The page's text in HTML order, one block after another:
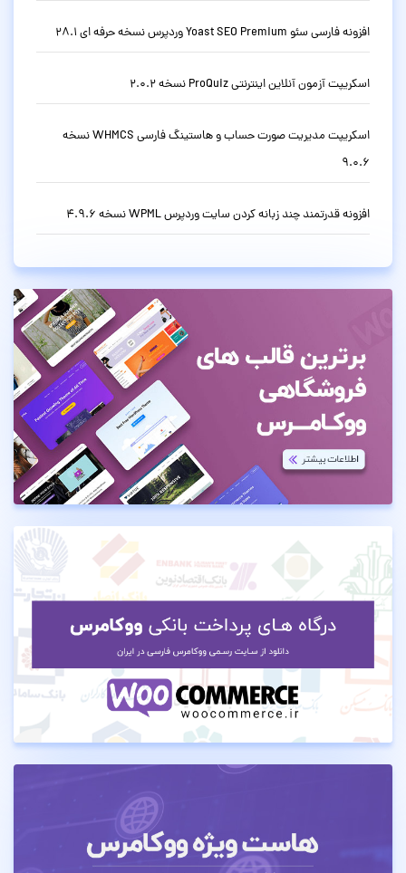
افزونه فارسی سئو Yoast SEO Premium وردپرس نسخه حرفه ای 28.1
اسکریپت آزمون آنلاین اینترنتی ProQuiz نسخه 2.0.2
اسکریپت مدیریت صورت حساب و هاستینگ فارسی WHMCS نسخه
9.0.6
افزونه قدرتمند چند زبانه کردن سایت وردپرس WPML نسخه 4.9.6